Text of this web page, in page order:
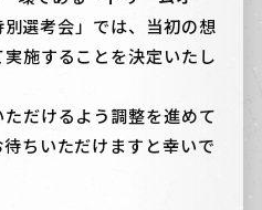
選考会」では、当初の想
施することを決定いたし
だけるよう調整を進めて
ちいただけますと幸いで